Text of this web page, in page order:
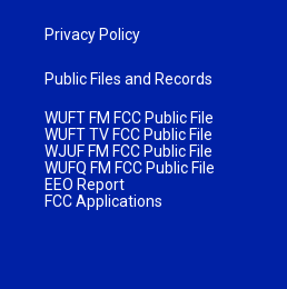
Privacy Policy
Public Files and Records
WUFT FM FCC Public File
WUFT TV FCC Public File
WJUF FM FCC Public File
WUFQ FM FCC Public File
EEO Report
FCC Applications